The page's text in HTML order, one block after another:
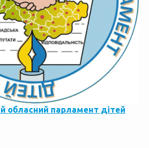
обласний парламент дітей